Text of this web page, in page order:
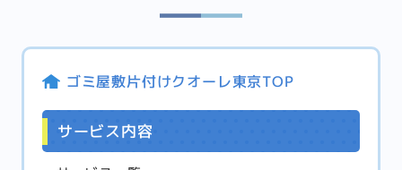
ゴミ屋敷片付けクオーレ東京TOP
サービス内容